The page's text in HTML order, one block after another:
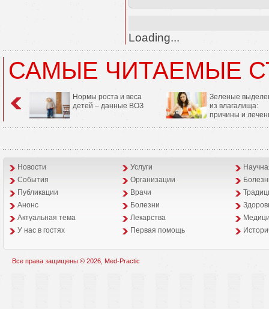
Loading...
САМЫЕ ЧИТАЕМЫЕ
Нормы роста и веса
детей – данные ВОЗ
Зеленые
из влагалища:
причины и
Новости Услуги
События
Организации
Публикации
Врачи
Анонс
Болезни
Aктуальная тема
Лекарства
У нас в гостях
Первая помощь
Все права защищены © 2026, Med-Practic